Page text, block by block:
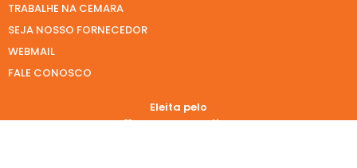
TRABALHE NA CEMARA
SEJA NOSSO FORNECEDOR
WEBMAIL
FALE CONOSCO
Eleita pelo
11° ano consecutivo